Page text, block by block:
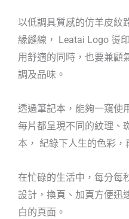
以低調具質感的仿羊皮紋
緣縫線， Leatai Logo 燙
用舒適的同時，也要兼顧
調及品味。
透過筆記本，能夠一窺使
每片都呈現不同的紋理、
本， 紀錄下人生的色彩，
在忙碌的生活中，每分每
設計，換頁、加頁方便迅
白的頁面。